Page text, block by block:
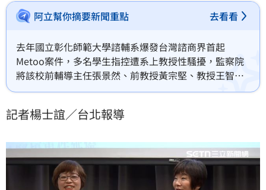
阿立幫你摘要新聞重點 去看看
去年國立彰化師範大學諮輔系爆發台灣諮商界首起
Metoo案件，多名學生指控遭系上教授性騷擾，監察院
將該校前輔導主任張景然、前教授黃宗堅、教授王智弘
三人全票彈劾通過。監察委員紀惠容、葉大華今（18）
檢署，且已知張、黃被指控，但無積極清查，且衛福部
記者楊士誼／台北報導